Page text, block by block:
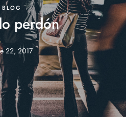
BLOG
perdón
22, 2017